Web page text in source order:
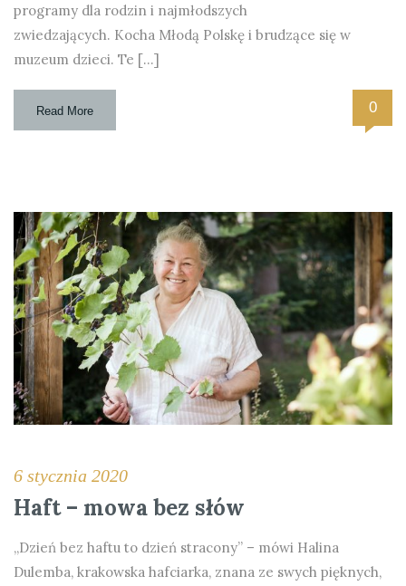
programy dla rodzin i najmłodszych
zwiedzających. Kocha Młodą Polskę i brudzące się w
muzeum dzieci. Te […]
Read More 0
6 stycznia 2020
Haft – mowa bez słów
„Dzień bez haftu to dzień stracony” – mówi Halina
Dulemba, krakowska hafciarka, znana ze swych pięknych,